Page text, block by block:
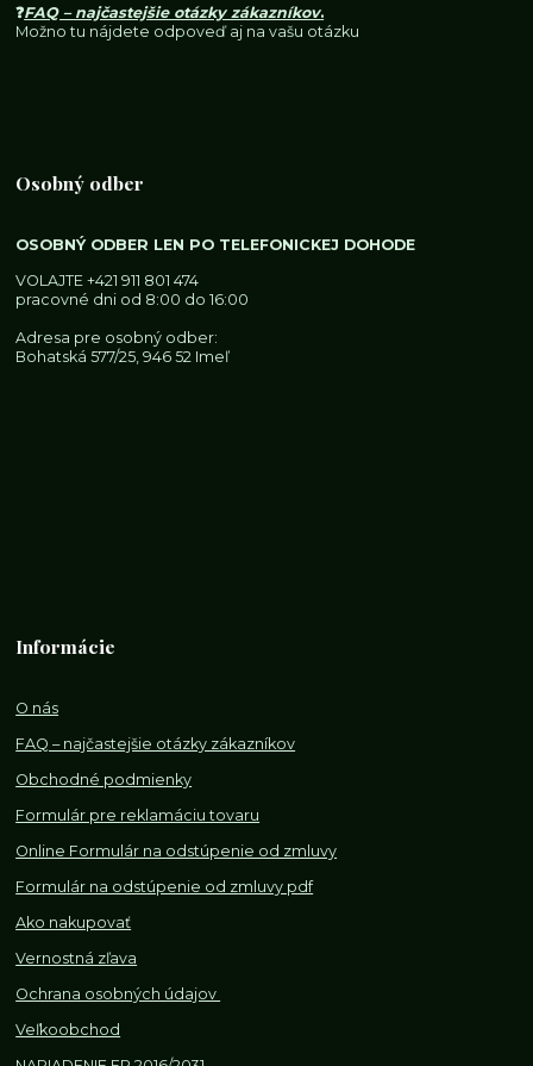
❓FAQ – najčastejšie otázky zákazníkov.
Možno tu nájdete odpoveď aj na vašu otázku
Osobný odber
OSOBNÝ ODBER LEN PO TELEFONICKEJ DOHODE
VOLAJTE+421 911 801 474
pracovné dni od 8:00 do 16:00
Adresa pre osobný odber:
Bohatská 577/25, 946 52 Imeľ
Informácie
O nás
FAQ – najčastejšie otázky zákazníkov
Obchodné podmienky
Formulár pre reklamáciu tovaru
Online Formulár na odstúpenie od zmluvy
Formulár na odstúpenie od zmluvy pdf
Ako nakupovať
Vernostná zľava
Ochrana osobných údajov
Veľkoobchod